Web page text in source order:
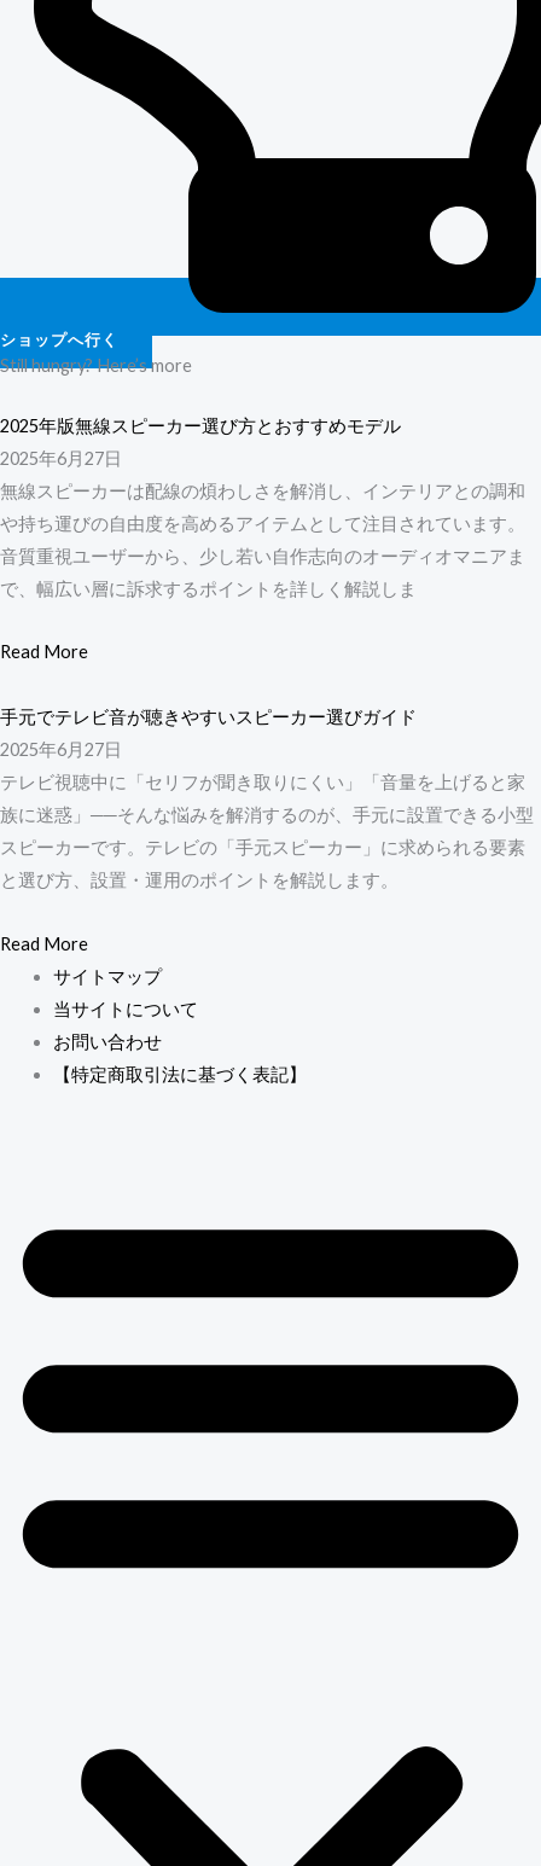
ショップへ行く
Still hungry? Here’s more
2025年版無線スピーカー選び方とおすすめモデル
2025年6月27日
無線スピーカーは配線の煩わしさを解消し、インテリアとの調和
や持ち運びの自由度を高めるアイテムとして注目されています。
音質重視ユーザーから、少し若い自作志向のオーディオマニアま
で、幅広い層に訴求するポイントを詳しく解説しま
Read More
手元でテレビ音が聴きやすいスピーカー選びガイド
2025年6月27日
テレビ視聴中に「セリフが聞き取りにくい」「音量を上げると家
族に迷惑」──そんな悩みを解消するのが、手元に設置できる小型
スピーカーです。テレビの「手元スピーカー」に求められる要素
と選び方、設置・運用のポイントを解説します。
Read More
サイトマップ
当サイトについて
お問い合わせ
【特定商取引法に基づく表記】